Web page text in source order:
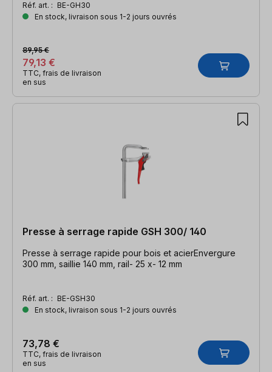
Réf. art. : BE-GH30
En stock, livraison sous 1-2 jours ouvrés
79,13 €
89,95 €
TTC, frais de livraison
en sus
Presse à serrage rapide GSH 300/ 140
Presse à serrage rapide pour bois et acierEnvergure
300 mm, saillie 140 mm, rail- 25 x- 12 mm
Réf. art. : BE-GSH30
En stock, livraison sous 1-2 jours ouvrés
73,78 €
TTC, frais de livraison
en sus